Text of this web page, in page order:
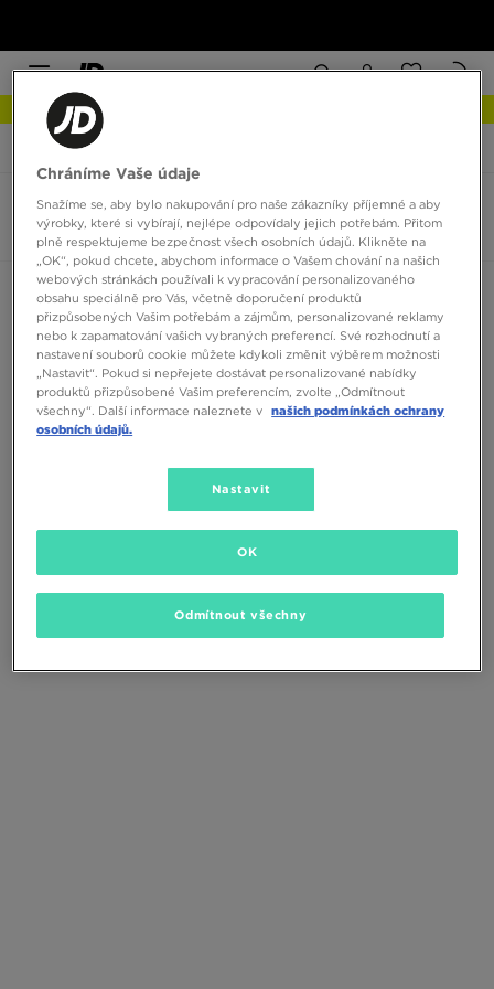
JD Sports Emporio Armani Milano
Emporio Armani Milano
0 produktů
Seřadit:Doporučené Filtrovat
Žádné produkty k zobrazení
Změňte kritéria vyhledávání nebo
odstraňte vybrané filtry
Chráníme Vaše údaje
Snažíme se, aby bylo nakupování pro naše zákazníky příjemné a aby
výrobky, které si vybírají, nejlépe odpovídaly jejich potřebám. Přitom
plně respektujeme bezpečnost všech osobních údajů. Klikněte na
„OK“, pokud chcete, abychom informace o Vašem chování na našich
webových stránkách používali k vypracování personalizovaného
obsahu speciálně pro Vás, včetně doporučení produktů
přizpůsobených Vašim potřebám a zájmům, personalizované reklamy
nebo k zapamatování vašich vybraných preferencí. Své rozhodnutí a
nastavení souborů cookie můžete kdykoli změnit výběrem možnosti
„Nastavit“. Pokud si nepřejete dostávat personalizované nabídky
produktů přizpůsobené Vašim preferencím, zvolte „Odmítnout
všechny“. Další informace naleznete v našich podmínkách ochrany
osobních údajů.
Nastavit
Odmítnout všechny
OK